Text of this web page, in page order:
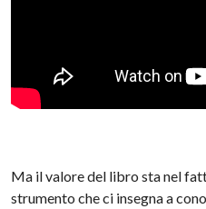
Ma il valore del libro sta nel
strumento che ci insegna a